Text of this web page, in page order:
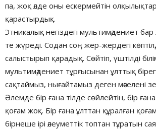
па, жоқ әлде оны ескермейтін
қарастырдық.
Этникалық негіздегі мультимәдениет бар
те жүреді. Содан соң жер-жердегі
салыстырып қарадық. Сөйтіп, үштілді
мультимәдениет тұрғысынан ұлттық
сақтаймыз, нығайтамыз деген мәселені
Әлемде бір ғана тілде сөйлейтін, бір
қоғам жоқ. Бір ғана ұлттан құралған
бірнеше ірі әлеуметтік топтан тұратын